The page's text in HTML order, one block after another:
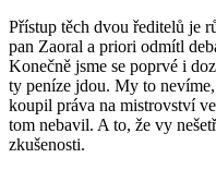
Přístup těch dvou ředitelů je
pan Zaoral a priori odmítl
Konečně jsme se poprvé i
ty peníze jdou. My to
koupil práva na mistrovství
tom nebavil. A to, že vy
zkušenosti.